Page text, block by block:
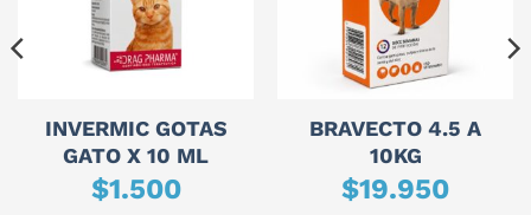
INVERMIC GOTAS
GATO X 10 ML
$1.500
BRAVECTO 4.5 A
10KG
$19.950